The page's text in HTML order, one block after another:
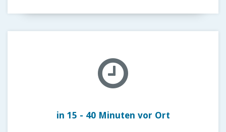
in 15 - 40 Minuten vor Ort